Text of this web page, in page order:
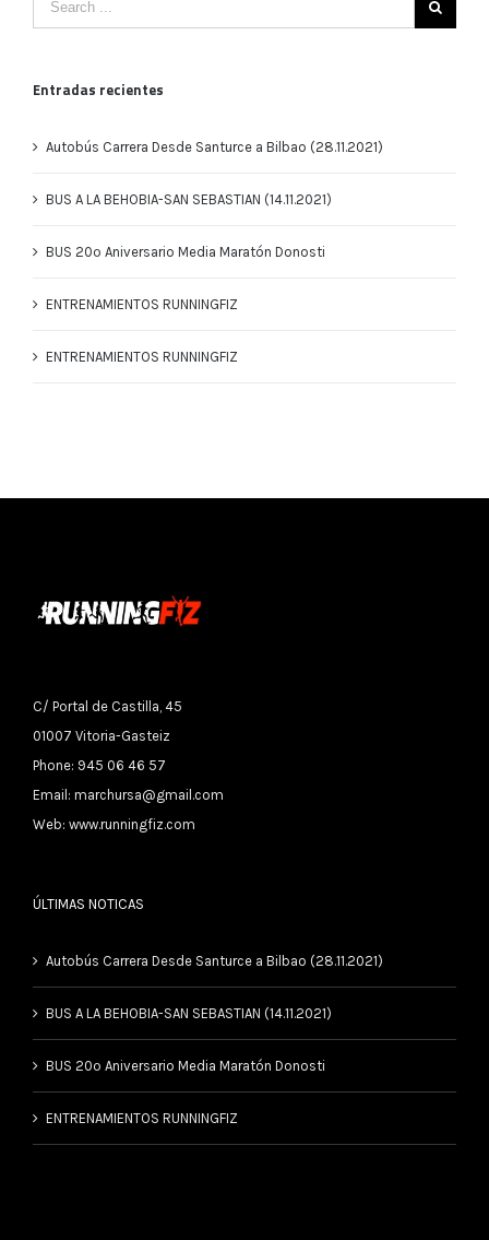
Entradas recientes
Autobús Carrera Desde Santurce a Bilbao (28.11.2021)
BUS A LA BEHOBIA-SAN SEBASTIAN (14.11.2021)
BUS 20º Aniversario Media Maratón Donosti
ENTRENAMIENTOS RUNNINGFIZ
ENTRENAMIENTOS RUNNINGFIZ
C/ Portal de Castilla, 45
01007 Vitoria-Gasteiz
Phone: 945 06 46 57
Email: marchursa@gmail.com
Web: www.runningfiz.com
ÚLTIMAS NOTICAS
Autobús Carrera Desde Santurce a Bilbao (28.11.2021)
BUS A LA BEHOBIA-SAN SEBASTIAN (14.11.2021)
BUS 20º Aniversario Media Maratón Donosti
ENTRENAMIENTOS RUNNINGFIZ